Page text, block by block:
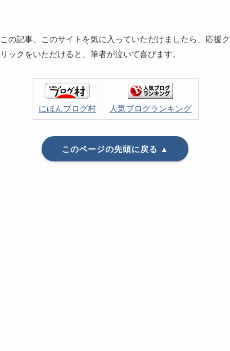
この記事、このサイトを気に入っていただけましたら、応援ク
リックをいただけると、筆者が泣いて喜びます。
にほんブログ村 人気ブログランキング
このページの先頭に戻る ▲